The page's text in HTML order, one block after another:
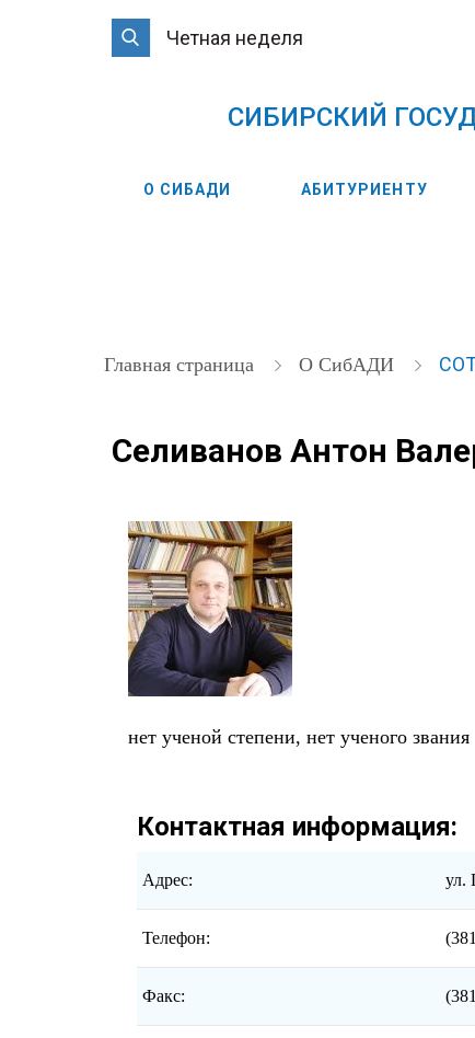
Четная неделя
CИБИРСКИЙ
О СИБАДИ АБИТУРИЕНТУ
Главная страница О СибАДИ
Селиванов Антон
нет ученой степени, нет ученого звания
Контактная информация:
Адрес: ул.
Телефон:
Факс: